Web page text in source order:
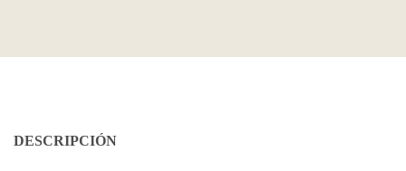
DESCRIPCIÓN